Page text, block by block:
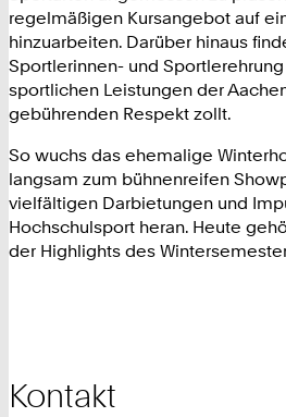
regelmäßigen Kursangebot auf
hinzuarbeiten. Darüber hinaus
Sportlerinnen- und
sportlichen Leistungen der
gebührenden Respekt zollt.
So wuchs das ehemalige
langsam zum bühnenreifen
vielfältigen Darbietungen und
Hochschulsport heran. Heute
der Highlights des
Kontakt